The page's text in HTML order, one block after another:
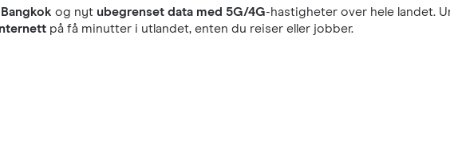
og nyt ubegrenset data med 5G/4G-hastigheter over hele landet.
på få minutter i utlandet, enten du reiser eller jobber.